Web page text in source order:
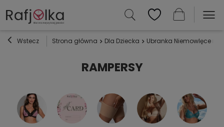
Wstecz Strona główna Dla Dziecka Ubranka Niemowlęce i
RAMPERSY